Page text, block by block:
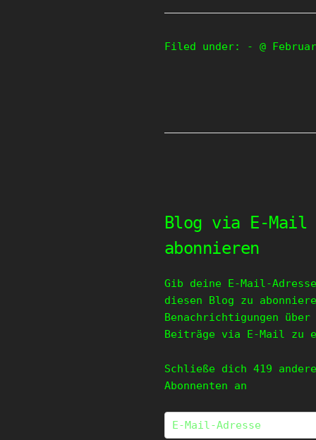
Filed under: - @
Blog via E-Mail
abonnieren
Gib deine E-Mail-
diesen Blog zu
Benachrichtigungen über
Beiträge via E-Mail zu
Schließe dich 419
Abonnenten an
E-
Mail-